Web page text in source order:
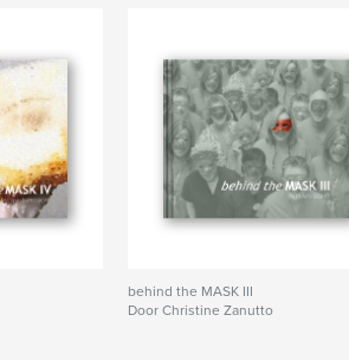
behind the MASK III
Door Christine Zanutto